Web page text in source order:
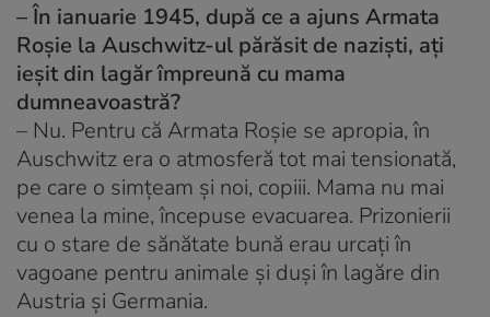
– În ianuarie 1945, după ce a ajuns Armata
Roșie la Auschwitz-ul părăsit de naziști, ați
ieșit din lagăr împreună cu mama
dumneavoastră?
– Nu. Pentru că Armata Roșie se apropia, în
Auschwitz era o atmosferă tot mai tensionată,
pe care o simțeam și noi, copiii. Mama nu mai
venea la mine, începuse evacuarea. Prizonierii
cu o stare de sănătate bună erau urcați în
vagoane pentru animale și duși în lagăre din
Austria și Germania.